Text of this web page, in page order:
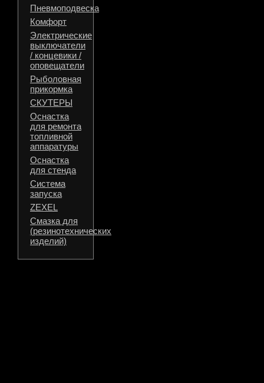
Пневмоподвеска
Комфорт
Электрические
выключатели
/ концевики /
оповещатели
Рыболовная
прикормка
СКУТЕРЫ
Оснастка
для ремонта
топливной
аппаратуры
Оснастка
для стенда
Система
запуска
ZEXEL
Смазка для
(резинотехнических
изделий)